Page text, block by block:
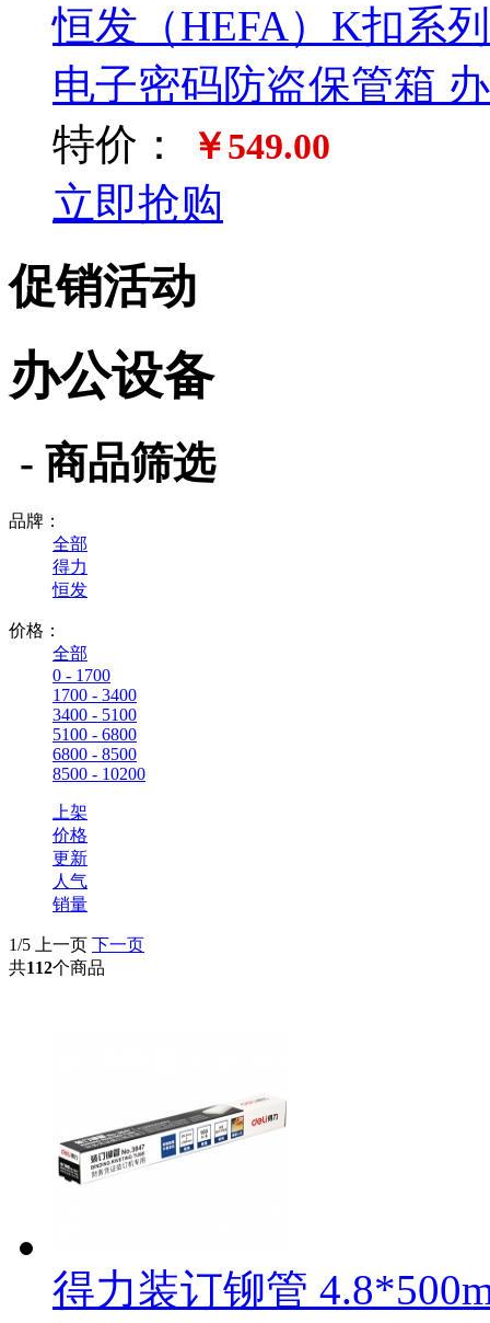
恒发（HEFA）K扣系
电子密码防盗保管箱
特价：
￥549.00
立即抢购
促销活动
办公设备
- 商品筛选
品牌：
全部
得力
恒发
价格：
全部
0 - 1700
1700 - 3400
3400 - 5100
5100 - 6800
6800 - 8500
8500 - 10200
上架
价格
更新
人气
销量
1/5 上一页
下一页
共112个商品
得力装订铆管